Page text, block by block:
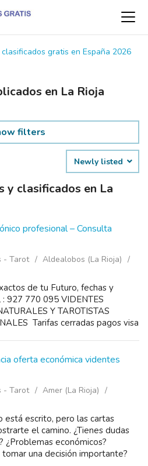
gratis en España 2026
en La Rioja
filters
Newly listed
y clasificados en La
profesional – Consulta
- Tarot
Aldealobos (La Rioja)
de tu Futuro, fechas y
927 770 095 VIDENTES
Y TAROTISTAS
Tarifas cerradas pagos visa
oferta económica videntes
- Tarot
Amer (La Rioja)
está escrito, pero las cartas
el camino. ¿Tienes dudas
¿Problemas económicos?
tomar una decisión importante?